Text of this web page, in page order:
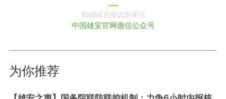
扫描或长按识别关注
中国雄安官网微信公众号
为你推荐